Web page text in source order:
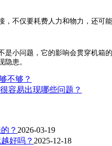
仅要耗费人力和物力，还可
是小问题，它的影响会贯穿机箱
隐患。
不够？
容易出现哪些问题？
？ 2026-03-19
好吗？ 2025-12-18